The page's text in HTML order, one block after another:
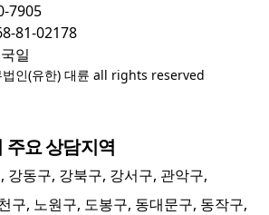
7905
81-02178
일
인(유한) 대륜 all rights reserved
주요 상담지역
강동구, 강북구, 강서구, 관악구,
구, 노원구, 도봉구, 동대문구, 동작구,